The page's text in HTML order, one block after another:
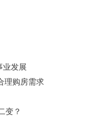
业发展
理购房需求
变？